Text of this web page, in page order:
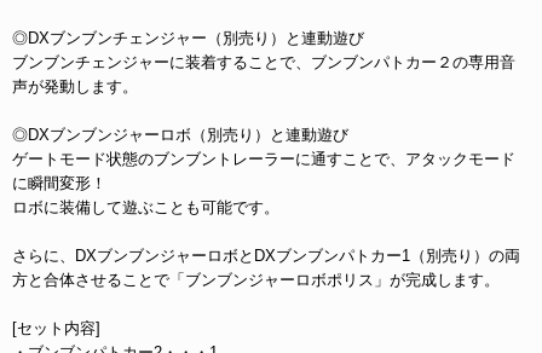
◎DXブンブンチェンジャー（別売り）と連動遊び
ブンブンチェンジャーに装着することで、ブンブンパトカー２の専用音
声が発動します。
◎DXブンブンジャーロボ（別売り）と連動遊び
ゲートモード状態のブンブントレーラーに通すことで、アタックモード
に瞬間変形！
ロボに装備して遊ぶことも可能です。
さらに、DXブンブンジャーロボとDXブンブンパトカー1（別売り）の両
方と合体させることで「ブンブンジャーロボポリス」が完成します。
[セット内容]